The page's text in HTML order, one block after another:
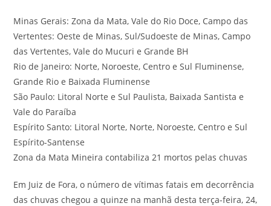
Minas Gerais: Zona da Mata, Vale do Rio Doce, Campo das
Vertentes: Oeste de Minas, Sul/Sudoeste de Minas, Campo
das Vertentes, Vale do Mucuri e Grande BH
Rio de Janeiro: Norte, Noroeste, Centro e Sul Fluminense,
Grande Rio e Baixada Fluminense
São Paulo: Litoral Norte e Sul Paulista, Baixada Santista e
Vale do Paraíba
Espírito Santo: Litoral Norte, Norte, Noroeste, Centro e Sul
Espírito-Santense
Zona da Mata Mineira contabiliza 21 mortos pelas chuvas
Em Juiz de Fora, o número de vítimas fatais em decorrência
das chuvas chegou a quinze na manhã desta terça-feira, 24,